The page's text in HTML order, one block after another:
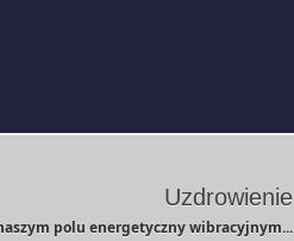
Uzdrowienie
polu energetyczny wibracyjnym...